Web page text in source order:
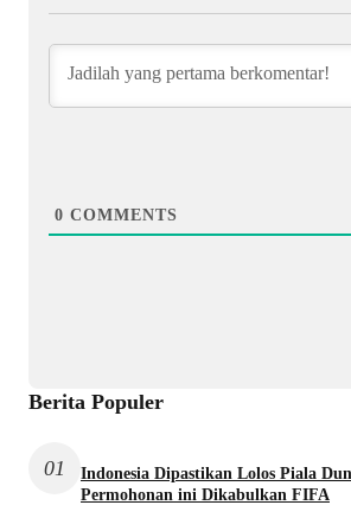
0 COMMENTS
Berita Populer
01
Indonesia Dipastikan Lolos Piala
Permohonan ini Dikabulkan FIFA